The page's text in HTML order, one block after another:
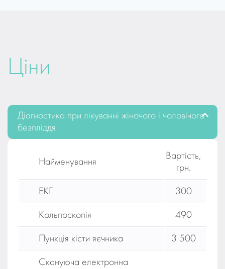
Ціни
Діагностика при лікуванні жіночого і чоловічого
безпліддя
Найменування
Вартість,
грн.
ЕКГ 300
Кольпоскопія 490
Пункція кісти яєчника 3 500
Скануюча електронна